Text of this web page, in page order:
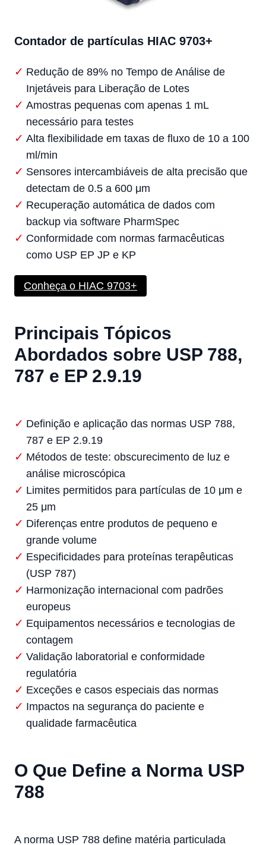
Contador de partículas HIAC 9703+
Redução de 89% no Tempo de Análise de
Injetáveis para Liberação de Lotes
Amostras pequenas com apenas 1 mL
necessário para testes
Alta flexibilidade em taxas de fluxo de 10 a 100
ml/min
Sensores intercambiáveis de alta precisão que
detectam de 0.5 a 600 μm
Recuperação automática de dados com
backup via software PharmSpec
Conformidade com normas farmacêuticas
como USP EP JP e KP
Conheça o HIAC 9703+
Principais Tópicos
Abordados sobre USP 788,
787 e EP 2.9.19
Definição e aplicação das normas USP 788,
787 e EP 2.9.19
Métodos de teste: obscurecimento de luz e
análise microscópica
Limites permitidos para partículas de 10 μm e
25 μm
Diferenças entre produtos de pequeno e
grande volume
Especificidades para proteínas terapêuticas
(USP 787)
Harmonização internacional com padrões
europeus
Equipamentos necessários e tecnologias de
contagem
Validação laboratorial e conformidade
regulatória
Exceções e casos especiais das normas
Impactos na segurança do paciente e
qualidade farmacêutica
O Que Define a Norma USP
788
A norma USP 788 define matéria particulada